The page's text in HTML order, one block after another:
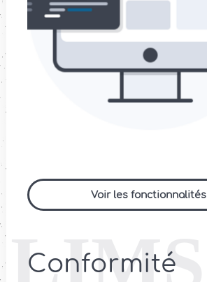
Voir les fonctionnalités
Conformité